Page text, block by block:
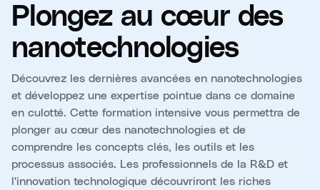
Plongez au cœur des
nanotechnologies
Découvrez les dernières avancées en nanotechnologies
et développez une expertise pointue dans ce domaine
en culotté. Cette formation intensive vous permettra de
plonger au cœur des nanotechnologies et de
comprendre les concepts clés, les outils et les
processus associés. Les professionnels de la R&D et
l'innovation technologique découvriront les riches